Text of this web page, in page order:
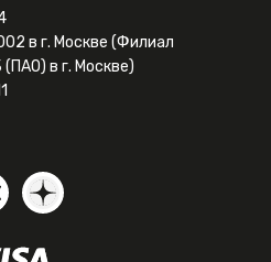
в г. Москве (Филиал
в г. Москве)